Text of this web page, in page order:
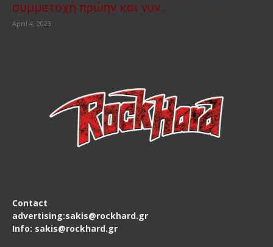
συμμετοχή πρώην και νυν...
April 4, 2023
Contact
advertising:sakis@rockhard.gr
Info: sakis@rockhard.gr